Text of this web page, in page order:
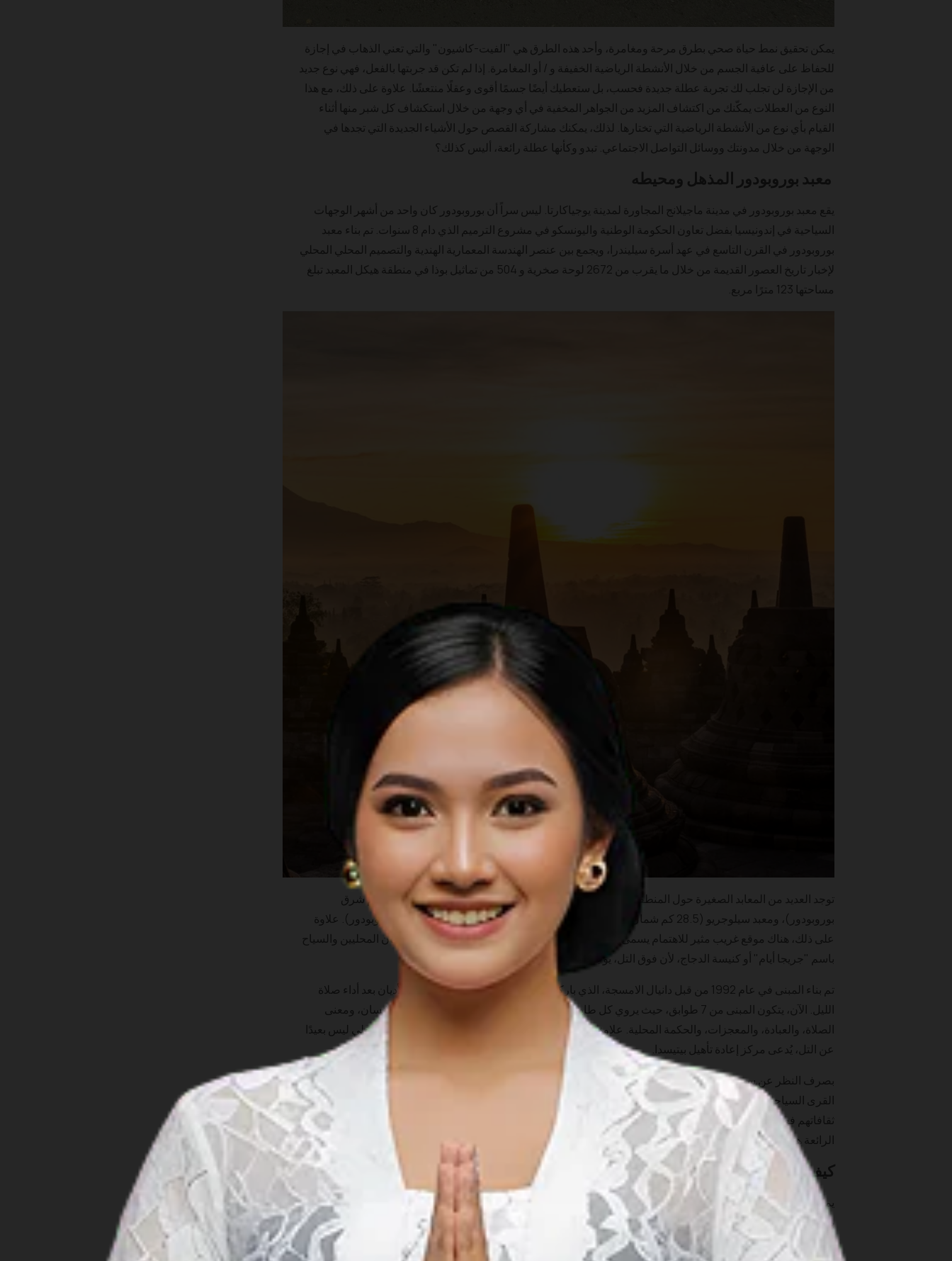
يمكن تحقيق نمط حياة صحي بطرق مرحة ومغامرة، وأحد هذه الطرق هي "الفيت-كاشيون" والتي تعني الذهاب في إجازة
للحفاظ على عافية الجسم من خلال الأنشطة الرياضية الخفيفة و / أو المغامرة. إذا لم تكن قد جربتها بالفعل، فهي نوع جديد
من الإجازة لن تجلب لك تجربة عطلة جديدة فحسب، بل ستعطيك أيضًا جسمًا أقوى وعقلًا منتعشًا. علاوة على ذلك، مع هذا
النوع من العطلات يمكّنك من اكتشاف المزيد من الجواهر المخفية في أي وجهة من خلال استكشاف كل شبر منها أثناء
القيام بأي نوع من الأنشطة الرياضية التي تختارها. لذلك، يمكنك مشاركة القصص حول الأشياء الجديدة التي تجدها في
الوجهة من خلال مدونتك ووسائل التواصل الاجتماعي. تبدو وكأنها عطلة رائعة، أليس كذلك؟
معبد بوروبودور المذهل ومحيطه
يقع معبد بوروبودور في مدينة ماجيلانج المجاورة لمدينة يوجياكارتا. ليس سراً أن بوروبودور كان واحد من أشهر الوجهات
السياحية في إندونيسيا بفضل تعاون الحكومة الوطنية واليونسكو في مشروع الترميم الذي دام 8 سنوات. تم بناء معبد
بوروبودور في القرن التاسع في عهد أسرة سيليندرا، ويجمع بين عنصر الهندسة المعمارية الهندية والتصميم المحلي المحلي
لإخبار تاريخ العصور القديمة من خلال ما يقرب من 2672 لوحة صخرية و 504 من تماثيل بوذا في منطقة هيكل المعبد تبلغ
مساحتها 123 مترًا مربع.
توجد العديد من المعابد الصغيرة حول المنطقة الأكبر من مجمع معبد بوروبودور، مثل معبد ميندوت (3.2 كم شرق
بوروبودور)، ومعبد سيلوجريو (28.5 كم شمال بوروبودور)، ومعبد برامبانان (52 كم جنوب شرق من بوروبودور). علاوة
على ذلك، هناك موقع غريب مثير للاهتمام يسمى تلة رحيمة. يحظى هذا الموقع بشعبية أكبر لدى السكان المحليين والسياح
باسم "جريجا أيام" أو كنيسة الدجاج، لأن فوق التل، يوجد مبنى الكنيسة الذي يشبه دجاجة عملاقة.
تم بناء المبنى في عام 1992 من قبل دانيال الامسجة، الذي باركه الوحي ببناء كنيسة لجميع الأمم والأديان بعد أداء صلاة
الليل. الآن، يتكون المبنى من 7 طوابق، حيث يروي كل طابق قصة مختلفة تدور حول الرحلة الروحية للإنسان، ومعنى
الصلاة، والعبادة، والمعجزات، والحكمة المحلية. علاوة على ذلك، بنى دانيال أيضًا مركزًا للأدوية والتأهيل العقلي ليس بعيدًا
عن التل، يُدعى مركز إعادة تأهيل بيتيسدا.
بصرف النظر عن سحر المعبد، توفر المناطق المحيطة أيضًا بيئة خضراء مورقة ذات مناظر خلابة بشكل لا يصدق. تتوفر أيضًا
القرى السياحية مثل قرية وانوريجو وقرية ماجاكسينغي. إذا كنت ترغب الاقتراب من طريقة عيش السكان المحليين وتعلم
ثقافاتهم فعليك زيارة هذه القرى. كما يمكنك الركض لمسافة 5.2 كيلومتر شمال غرب معبد بوروبودور والتقاط بعض الصور
الرائعة هناك. نؤكد لك، الإطلالة تستحق كل العناء الذي سوف تبذله.
كيف تصل الى هنا
يمكنك السفر إلى مطار يوجياكارتا الدولي مباشرة من بلدك. بمجرد وصولك، سيكون من السهل نسبيًا الوصول إلى
بوروبودور لأن المكان لا يبعد سوى ساعة واحدة بالسيارة عن يوجياكارتا.